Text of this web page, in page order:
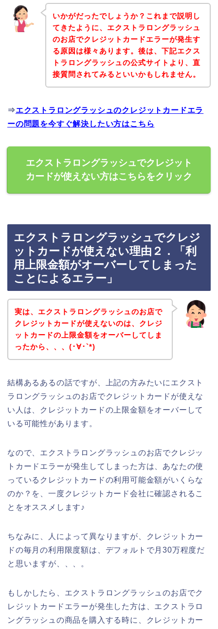
いかがだったでしょうか？これまで説明し
てきたように、エクストラロングラッシュ
のお店でクレジットカードエラーが発生す
る原因は様々あります。後は、下記エクス
トラロングラッシュの公式サイトより、直
接質問されてみるといいかもしれません。
⇒エクストラロングラッシュのクレジットカードエラ
ーの問題を今すぐ解決したい方はこちら
エクストラロングラッシュでクレジット
カードが使えない方はこちらをクリック
エクストラロングラッシュでクレジ
ットカードが使えない理由２．「利
用上限金額がオーバーしてしまった
ことによるエラー」
実は、エクストラロングラッシュのお店で
クレジットカードが使えないのは、クレジ
ットカードの上限金額をオーバーしてしま
ったから、、、(･∀･`*)
結構あるあるの話ですが、上記の方みたいにエクスト
ラロングラッシュのお店でクレジットカードが使えな
い人は、クレジットカードの上限金額をオーバーして
いる可能性があります。
なので、エクストラロングラッシュのお店でクレジッ
トカードエラーが発生してしまった方は、あなたの使
っているクレジットカードの利用可能金額がいくらな
のか？を、一度クレジットカード会社に確認されるこ
とをオススメします♪
ちなみに、人によって異なりますが、クレジットカー
ドの毎月の利用限度額は、デフォルトで月30万程度だ
と思いますが、、、。
もしかしたら、エクストラロングラッシュのお店でク
レジットカードエラーが発生した方は、エクストラロ
ングラッシュの商品を購入する時に、クレジットカー